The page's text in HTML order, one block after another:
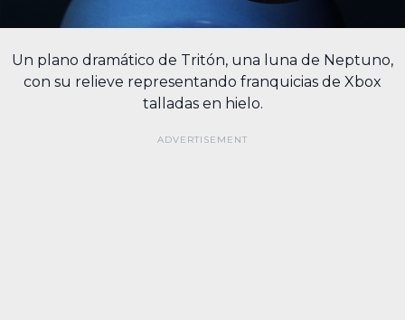
Un plano dramático de Tritón, una luna de Neptuno,
con su relieve representando franquicias de Xbox
talladas en hielo.